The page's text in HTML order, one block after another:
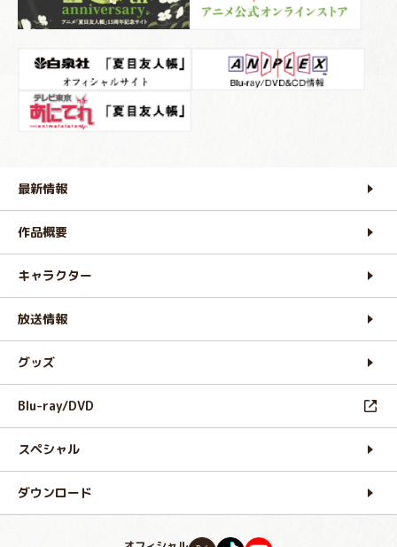
最新情報
作品概要
キャラクター
放送情報
グッズ
Blu-ray/DVD
スペシャル
ダウンロード